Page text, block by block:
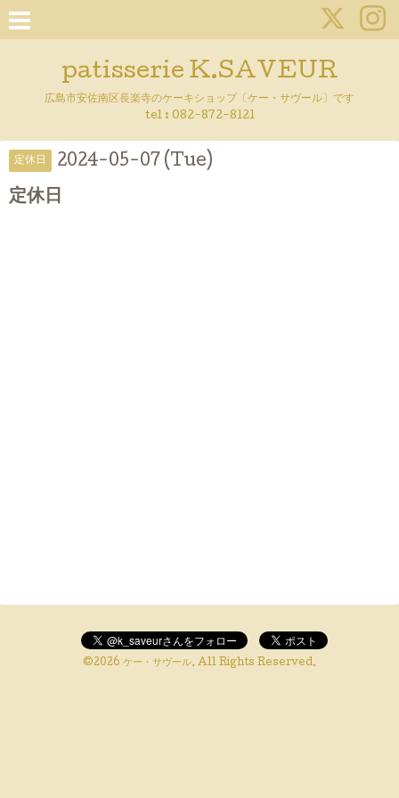
patisserie K.SAVEUR
広島市安佐南区長楽寺のケーキショップ〔ケー・サヴール〕です
tel : 082-872-8121
定休日 2024-05-07 (Tue)
定休日
©2026 ケー・サヴール. All Rights Reserved.